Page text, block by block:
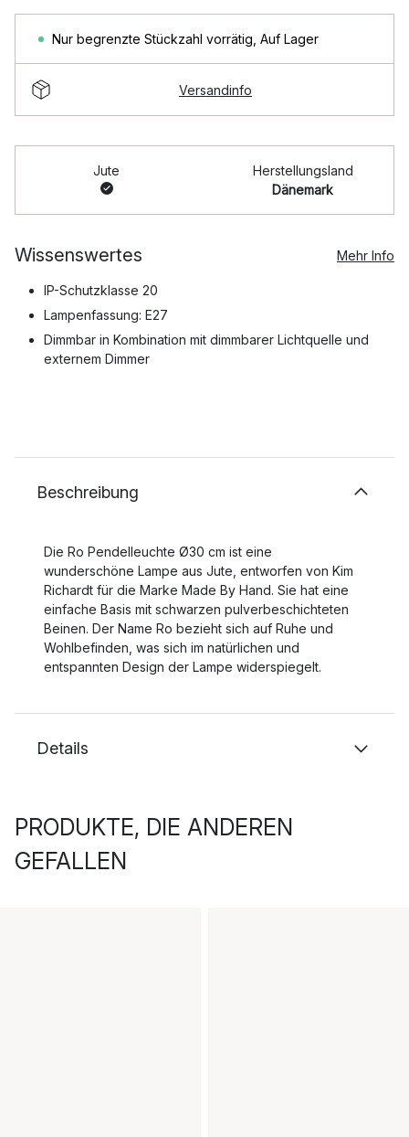
Nur begrenzte Stückzahl vorrätig Auf Lager
Versandinfo
Jute
Herstellungsland
Dänemark
Wissenswertes Mehr Info
IP-Schutzklasse 20
Lampenfassung: E27
Dimmbar in Kombination mit dimmbarer Lichtquelle und
externem Dimmer
Beschreibung
Die Ro Pendelleuchte Ø30 cm ist eine
wunderschöne Lampe aus Jute, entworfen von Kim
Richardt für die Marke Made By Hand. Sie hat eine
einfache Basis mit schwarzen pulverbeschichteten
Beinen. Der Name Ro bezieht sich auf Ruhe und
Wohlbefinden, was sich im natürlichen und
entspannten Design der Lampe widerspiegelt.
Details
PRODUKTE, DIE ANDEREN
GEFALLEN